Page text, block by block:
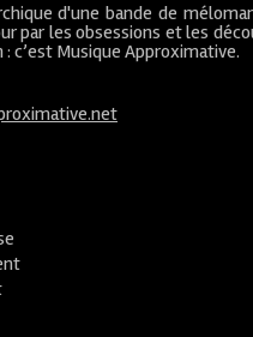
d'une bande de
par les obsessions et les
: c’est Musique Approximative.